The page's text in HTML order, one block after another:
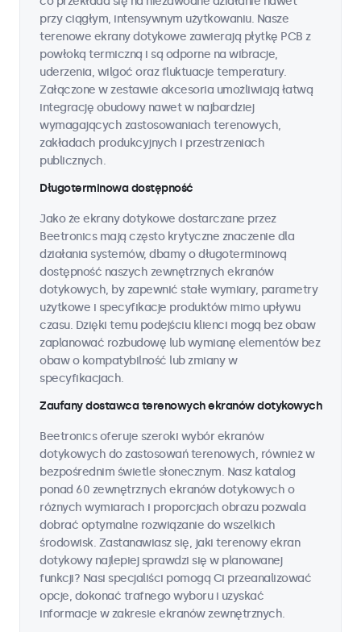
przy ciągłym, intensywnym użytkowaniu. Nasze
terenowe ekrany dotykowe zawierają płytkę PCB z
powłoką termiczną i są odporne na wibracje,
uderzenia, wilgoć oraz fluktuacje temperatury.
Załączone w zestawie akcesoria umożliwiają łatwą
integrację obudowy nawet w najbardziej
wymagających zastosowaniach terenowych,
zakładach produkcyjnych i przestrzeniach
publicznych.
Długoterminowa dostępność
Jako że ekrany dotykowe dostarczane przez
Beetronics mają często krytyczne znaczenie dla
działania systemów, dbamy o długoterminową
dostępność naszych zewnętrznych ekranów
dotykowych, by zapewnić stałe wymiary, parametry
użytkowe i specyfikacje produktów mimo upływu
czasu. Dzięki temu podejściu klienci mogą bez obaw
zaplanować rozbudowę lub wymianę elementów bez
obaw o kompatybilność lub zmiany w
specyfikacjach.
Zaufany dostawca terenowych ekranów dotykowych
Beetronics oferuje szeroki wybór ekranów
dotykowych do zastosowań terenowych, również w
bezpośrednim świetle słonecznym. Nasz katalog
ponad 60 zewnętrznych ekranów dotykowych o
różnych wymiarach i proporcjach obrazu pozwala
dobrać optymalne rozwiązanie do wszelkich
środowisk. Zastanawiasz się, jaki terenowy ekran
dotykowy najlepiej sprawdzi się w planowanej
funkcji? Nasi specjaliści pomogą Ci przeanalizować
opcje, dokonać trafnego wyboru i uzyskać
informacje w zakresie ekranów zewnętrznych.